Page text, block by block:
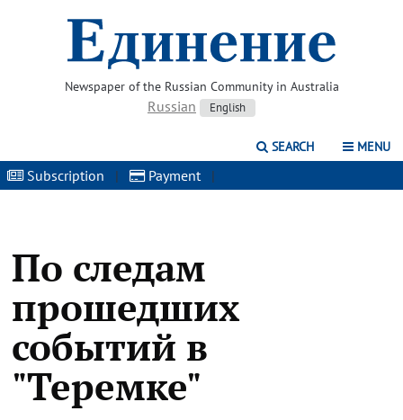
Newspaper of the Russian Community in Australia
Russian English
SEARCH MENU
Subscription | Payment |
По следам
прошедших
событий в
"Теремке"